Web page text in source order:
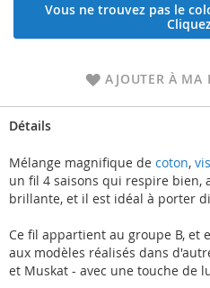
Vous ne trouvez pas le
AJOUTER À MA
Détails
Mélange magnifique de coton,
un fil 4 saisons qui respire bien,
brillante, et il est idéal à porter
Ce fil appartient au groupe B, et
aux modèles réalisés dans
et Muskat - avec une touche de